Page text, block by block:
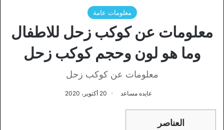
معلومات عامة
معلومات عن كوكب زحل للاطفال
وما هو لون وحجم كوكب زحل
معلومات عن كوكب زحل
عايده مساعد 20 أكتوبر، 2020
العناصر